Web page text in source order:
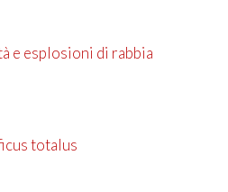
e esplosioni di rabbia
totalus